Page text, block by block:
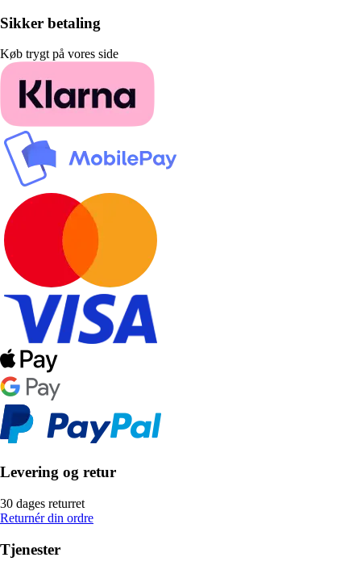
Sikker betaling
Køb trygt på vores side
Levering og retur
30 dages returret
Returnér din ordre
Tjenester